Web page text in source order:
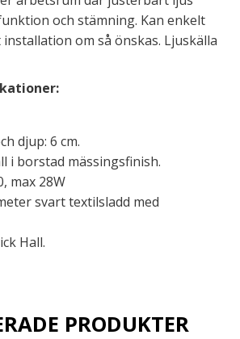
och stämning. Kan enkelt
om så önskas. Ljuskälla
djup: 6 cm.
i borstad mässingsfinish.
max 28W
svart textilsladd med
Hall.
PRODUKTER